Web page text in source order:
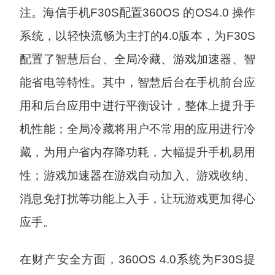
注。海信手机F30S配置360OS 的OS4.0 操作
系统，以轻快流畅为主打的4.0版本，为F30S
配置了智慧后台、全局冷藏、游戏加速器、智
能省电等特性。其中，智慧后台在手机前台应
用和后台应用中进行平衡设计，整体上提升手
机性能；全局冷藏将用户不常用的应用进行冷
藏，为用户省内存降功耗，大幅提升手机易用
性；游戏加速器在游戏自动加入、游戏收纳、
消息免打扰等功能上入手，让玩游戏更加得心
应手。
在财产安全方面，360OS 4.0系统为F30S提